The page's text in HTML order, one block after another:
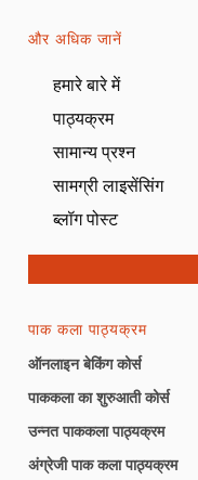
और अधिक जानें
हमारे बारे में
पाठ्यक्रम
सामान्य प्रश्न
सामग्री लाइसेंसिंग
ब्लॉग पोस्ट
पाक कला पाठ्यक्रम
ऑनलाइन बेकिंग कोर्स
पाककला का शुरुआती कोर्स
उन्नत पाककला पाठ्यक्रम
अंग्रेजी पाक कला पाठ्यक्रम